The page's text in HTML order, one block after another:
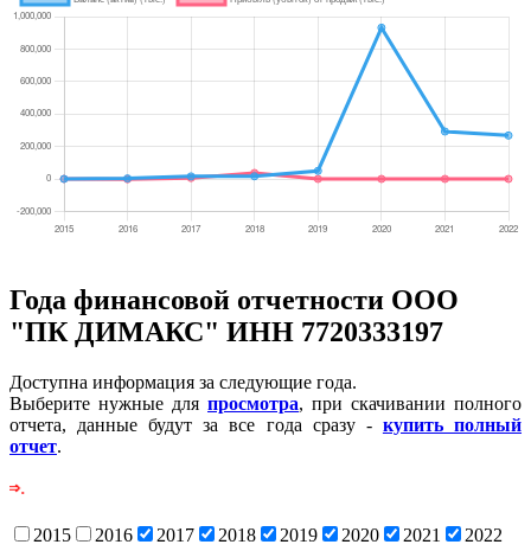
Года финансовой отчетности ООО
"ПК ДИМАКС" ИНН 7720333197
Доступна информация за следующие года.
Выберите нужные для просмотра, при скачивании полного
отчета, данные будут за все года сразу - купить полный
отчет.
2015 2016 2017 2018 2019 2020 2021
2022